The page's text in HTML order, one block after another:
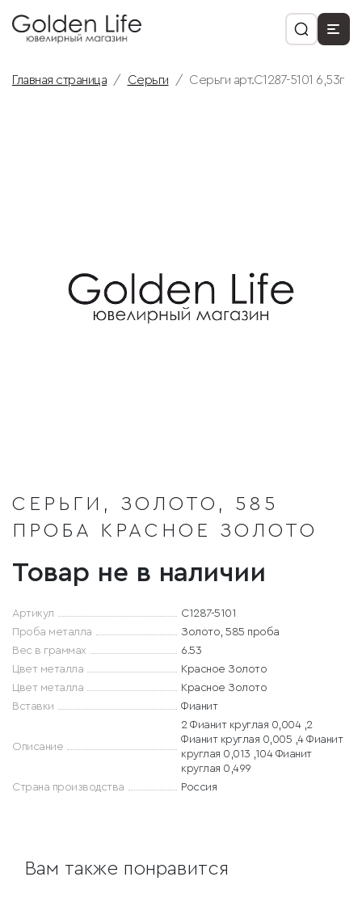
Главная страница Серьги Серьги арт.С1287-5101 6,53г
СЕРЬГИ, ЗОЛОТО, 585
ПРОБА КРАСНОЕ ЗОЛОТО
Товар не в наличии
Артикул
С1287-5101
Проба металла
Золото, 585 проба
Вес в граммах
6.53
Цвет металла
Красное Золото
Цвет металла
Красное Золото
Вставки
Фианит
Описание
2 Фианит круглая 0,004 ,2
Фианит круглая 0,005 ,4 Фианит
круглая 0,013 ,104 Фианит
круглая 0,499
Страна производства
Россия
Вам также понравится